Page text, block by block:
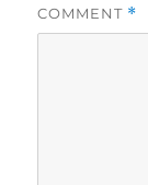
COMMENT *